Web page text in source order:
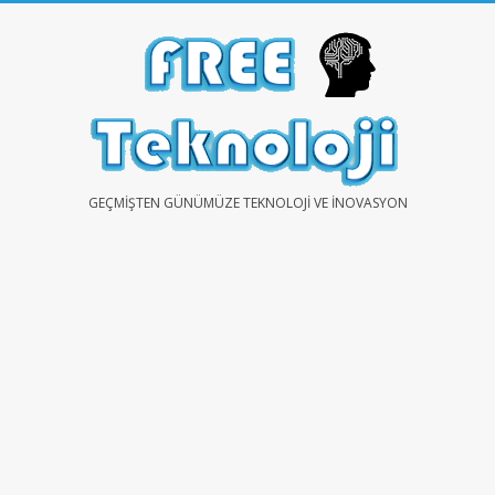
FREEGEÇMIŞTEN GÜNÜMÜZE TEKNOLOJI VE İNOVASYON